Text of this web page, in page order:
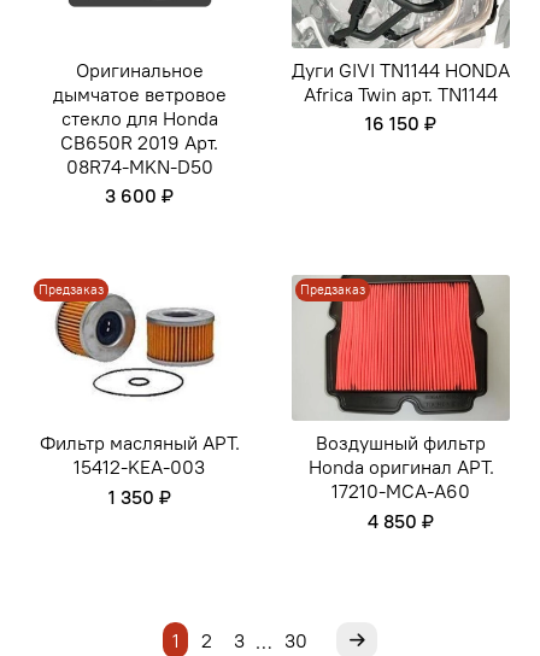
Оригинальное
дымчатое ветровое
стекло для Honda
CB650R 2019 Арт.
08R74-MKN-D50
3 600 ₽
Дуги GIVI TN1144 HONDA
Africa Twin арт. TN1144
16 150 ₽
Предзаказ
Фильтр масляный АРТ.
15412-KEA-003
1 350 ₽
Предзаказ
Воздушный фильтр
Honda оригинал АРТ.
17210-MCA-A60
4 850 ₽
1 2 3 … 30